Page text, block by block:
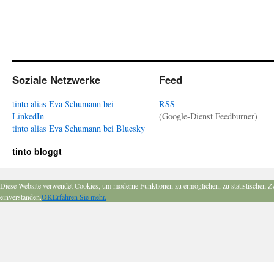
Soziale Netzwerke
tinto alias Eva Schumann bei
LinkedIn
tinto alias Eva Schumann bei Bluesky
Feed
RSS
(Google-Dienst Feedburner)
tinto bloggt
Diese Website verwendet Cookies, um moderne Funktionen zu ermöglichen, zu
einverstanden.OKErfahren Sie mehr.